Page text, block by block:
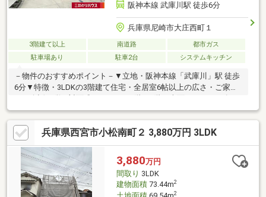
阪神本線 武庫川駅 徒歩6分
兵庫県尼崎市大庄西町１
3階建て以上 南道路
都市ガス
駐車場あり
駐車2台 システムキッチン
－物件のおすすめポイント－▼立地・阪神本線「武庫川」駅 徒歩
6分▼特徴・3LDKの3階建て住宅・全居室6帖以上の広さ・ご家族
駐車スペース2台分有(車種による)▼設備・食洗機・浴室暖房乾燥
機・温水洗浄便座・複層ガラスサッシ▼周辺環境・大庄小学校 徒
歩7分(約500m)・スーパー「グルメシティ尼崎大庄店」徒歩5分(約
360m)※前面道路幅員により容積率が160%に制限されます■ ご希
望の住まい探しをお手伝いします ━━━━━・・・物件の詳細・
ご相談はお気軽にお問い合わせください。
兵庫県西宮市小松南町２ 3,880万円 3LDK
3,880万円
間取り 3LDK
建物面積73.44m2
2